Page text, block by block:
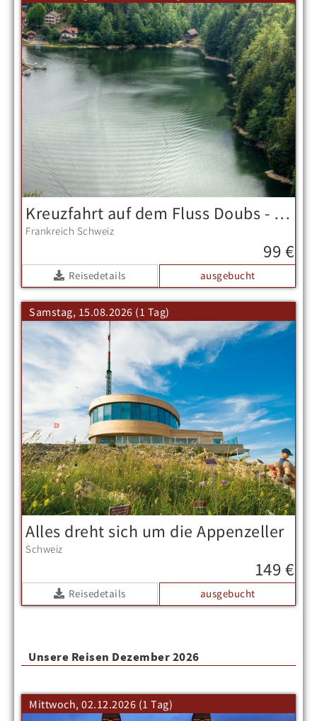
Kreuzfahrt auf dem Fluss Doubs - 2.Termin-
Frankreich Schweiz
99 €
Reisedetails ausgebucht
Samstag, 15.08.2026 (1 Tag)
Alles dreht sich um die Appenzeller
Schweiz
149 €
Reisedetails ausgebucht
Unsere Reisen Dezember 2026
Mittwoch, 02.12.2026 (1 Tag)